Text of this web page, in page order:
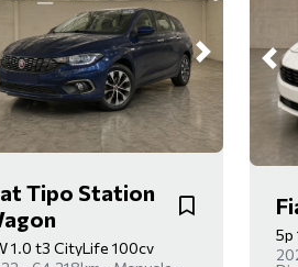
Tipo Station
1.0 t3 CityLife 100cv
5p